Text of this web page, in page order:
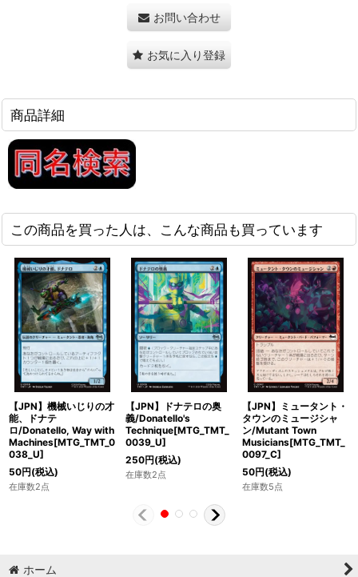
お問い合わせ
お気に入り登録
商品詳細
この商品を買った人は、こんな商品も買っています
【JPN】機械いじりの才
能、ドナテ
ロ/Donatello, Way with
Machines[MTG_TMT_0
038_U]
50円(税込)
在庫数2点
【JPN】ドナテロの奥
義/Donatello's
Technique[MTG_TMT_
0039_U]
250円(税込)
在庫数2点
【JPN】ミュータント・
タウンのミュージシャ
ン/Mutant Town
Musicians[MTG_TMT_
0097_C]
50円(税込)
在庫数5点
ホーム